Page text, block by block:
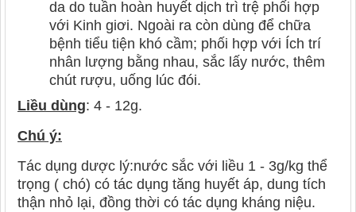
da do tuần hoàn huyết dịch trì trệ phối hợp
với Kinh giơi. Ngoài ra còn dùng để chữa
bệnh tiểu tiện khó cầm; phối hợp với Ích trí
nhân lượng bằng nhau, sắc lấy nước, thêm
chút rượu, uống lúc đói.
Liều dùng: 4 - 12g.
Chú ý:
Tác dụng dược lý:nước sắc với liều 1 - 3g/kg thể
trọng ( chó) có tác dụng tăng huyết áp, dung tích
thận nhỏ lại, đồng thời có tác dụng kháng niệu.